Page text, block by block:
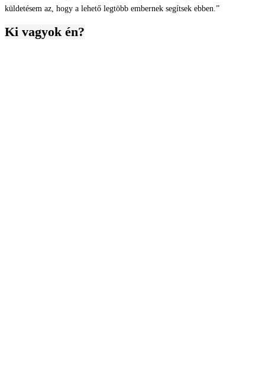
küldetésem az, hogy a lehető legtöbb embernek segítsek ebben.”
Ki vagyok én?